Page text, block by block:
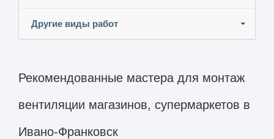
Другие виды работ
Рекомендованные мастера для монтаж
вентиляции магазинов, супермаркетов в
Ивано-Франковск